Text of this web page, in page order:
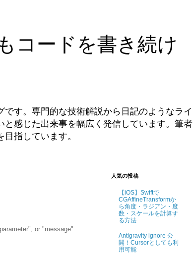
コードを書き続け
す。専門的な技術解説から日記のようなライ
と感じた出来事を幅広く発信しています。筆者
指しています。
or "message"
人気の投稿
【iOS】Swiftで
CGAffineTransformか
ら角度・ラジアン・度
数・スケールを計算す
る方法
Antigravity ignore 公
開！Cursorとしても利
用可能